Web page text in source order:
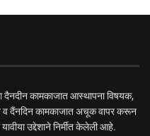
दैनदीन कामकाजात आस्थापना विषयक,
व दैंनदिन कामकाजात अचूक वापर करून
उद्देशाने निर्मीत केलेली आहे.